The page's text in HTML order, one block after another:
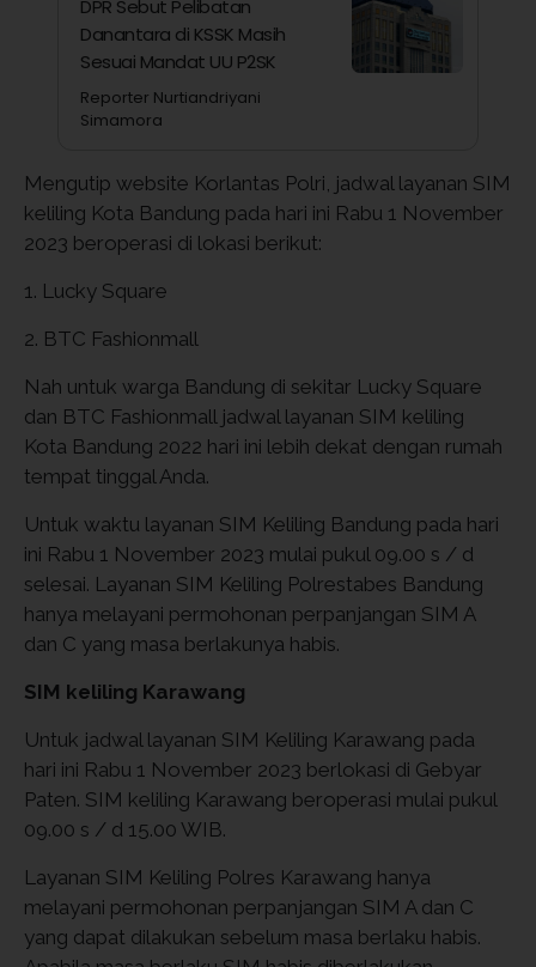
DPR Sebut Pelibatan
Danantara di KSSK Masih
Sesuai Mandat UU P2SK
Reporter Nurtiandriyani
Simamora
Mengutip website Korlantas Polri, jadwal layanan SIM
keliling Kota Bandung pada hari ini Rabu 1 November
2023 beroperasi di lokasi berikut:
1. Lucky Square
2. BTC Fashionmall
Nah untuk warga Bandung di sekitar Lucky Square
dan BTC Fashionmall jadwal layanan SIM keliling
Kota Bandung 2022 hari ini lebih dekat dengan rumah
tempat tinggal Anda.
Untuk waktu layanan SIM Keliling Bandung pada hari
ini Rabu 1 November 2023 mulai pukul 09.00 s / d
selesai. Layanan SIM Keliling Polrestabes Bandung
hanya melayani permohonan perpanjangan SIM A
dan C yang masa berlakunya habis.
SIM keliling Karawang
Untuk jadwal layanan SIM Keliling Karawang pada
hari ini Rabu 1 November 2023 berlokasi di Gebyar
Paten. SIM keliling Karawang beroperasi mulai pukul
09.00 s / d 15.00 WIB.
Layanan SIM Keliling Polres Karawang hanya
melayani permohonan perpanjangan SIM A dan C
yang dapat dilakukan sebelum masa berlaku habis.